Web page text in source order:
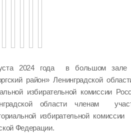
2024 года в большом зале
район» Ленинградской
избирательной комиссии
области членам
избирательной
Федерации.